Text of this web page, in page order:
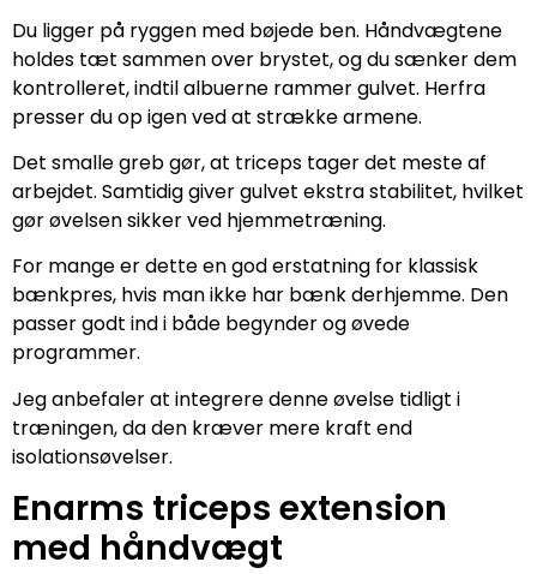
Du ligger på ryggen med bøjede ben. Håndvægtene
holdes tæt sammen over brystet, og du sænker dem
kontrolleret, indtil albuerne rammer gulvet. Herfra
presser du op igen ved at strække armene.
Det smalle greb gør, at triceps tager det meste af
arbejdet. Samtidig giver gulvet ekstra stabilitet, hvilket
gør øvelsen sikker ved hjemmetræning.
For mange er dette en god erstatning for klassisk
bænkpres, hvis man ikke har bænk derhjemme. Den
passer godt ind i både begynder og øvede
programmer.
Jeg anbefaler at integrere denne øvelse tidligt i
træningen, da den kræver mere kraft end
isolationsøvelser.
Enarms triceps extension
med håndvægt